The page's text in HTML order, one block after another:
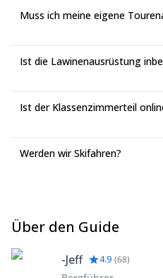
Muss ich meine eigene
Ist die Lawinenausrüstung
Ist der Klassenzimmerteil
Werden wir Skifahren?
Über den Guide
-Jeff 4.9 (68)